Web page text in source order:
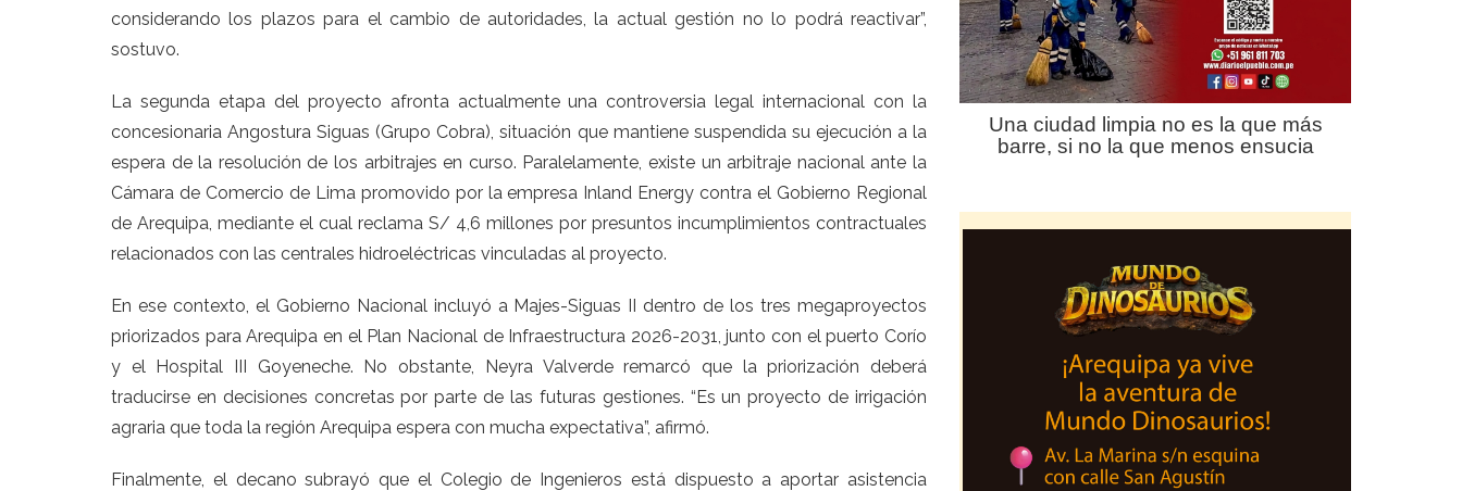
considerando los plazos para el cambio de autoridades, la actual gestión no lo podrá reactivar”,
sostuvo.
La segunda etapa del proyecto afronta actualmente una controversia legal internacional con la
concesionaria Angostura Siguas (Grupo Cobra), situación que mantiene suspendida su ejecución a la
espera de la resolución de los arbitrajes en curso. Paralelamente, existe un arbitraje nacional ante la
Cámara de Comercio de Lima promovido por la empresa Inland Energy contra el Gobierno Regional
de Arequipa, mediante el cual reclama S/ 4,6 millones por presuntos incumplimientos contractuales
relacionados con las centrales hidroeléctricas vinculadas al proyecto.
En ese contexto, el Gobierno Nacional incluyó a Majes-Siguas II dentro de los tres megaproyectos
priorizados para Arequipa en el Plan Nacional de Infraestructura 2026-2031, junto con el puerto Corío
y el Hospital III Goyeneche. No obstante, Neyra Valverde remarcó que la priorización deberá
traducirse en decisiones concretas por parte de las futuras gestiones. “Es un proyecto de irrigación
agraria que toda la región Arequipa espera con mucha expectativa”, afirmó.
Finalmente, el decano subrayó que el Colegio de Ingenieros está dispuesto a aportar asistencia
Una ciudad limpia no es la que más
barre, si no la que menos ensucia